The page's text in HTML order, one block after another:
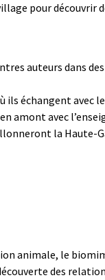
pour découvrir
auteurs dans
ils échangent avec
amont avec
la Haute-
animale, le
des